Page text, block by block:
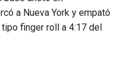
a Nueva York y empató
finger roll a 4:17 del